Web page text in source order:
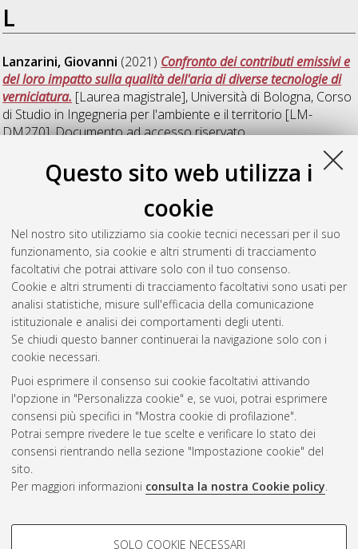
Questo sito web utilizza i
cookie
Nel nostro sito utilizziamo sia cookie tecnici necessari per il suo
funzionamento, sia cookie e altri strumenti di tracciamento
facoltativi che potrai attivare solo con il tuo consenso.
Cookie e altri strumenti di tracciamento facoltativi sono usati per
analisi statistiche, misure sull'efficacia della comunicazione
istituzionale e analisi dei comportamenti degli utenti.
Se chiudi questo banner continuerai la navigazione solo con i
cookie necessari.
Puoi esprimere il consenso sui cookie facoltativi attivando
l'opzione in "Personalizza cookie" e, se vuoi, potrai esprimere
consensi più specifici in "Mostra cookie di profilazione".
Potrai sempre rivedere le tue scelte e verificare lo stato dei
consensi rientrando nella sezione "Impostazione cookie" del
sito.
Per maggiori informazioni consulta la nostra Cookie policy.
COOKIE DI PROFILAZIONE -
SOLO COOKIE NECESSARI
L
Lanzarini, Giovanni (2021) Confronto dei contributi emissivi e
del loro impatto sulla qualità dell'aria di diverse tecnologie di
verniciatura. [Laurea magistrale], Università di Bologna, Corso
di Studio in Ingegneria per l'ambiente e il territorio [LM-
DM270], Documento ad accesso riservato.
modelli di dispersione degli inquinanti in atmosfera nell’ambito
della valutazione d’impatto ambientale.[Laurea magistrale],
Università di Bologna, Corso di Studio inIngegneria chimica e
di processo [LM-DM270]
Questa lista e' stata generata ilFri Aug 7 15:27:31 2026 CEST
Atom
Rss 1.0
Rss 2.0
AMS Laurea
Impostazioni Cookie